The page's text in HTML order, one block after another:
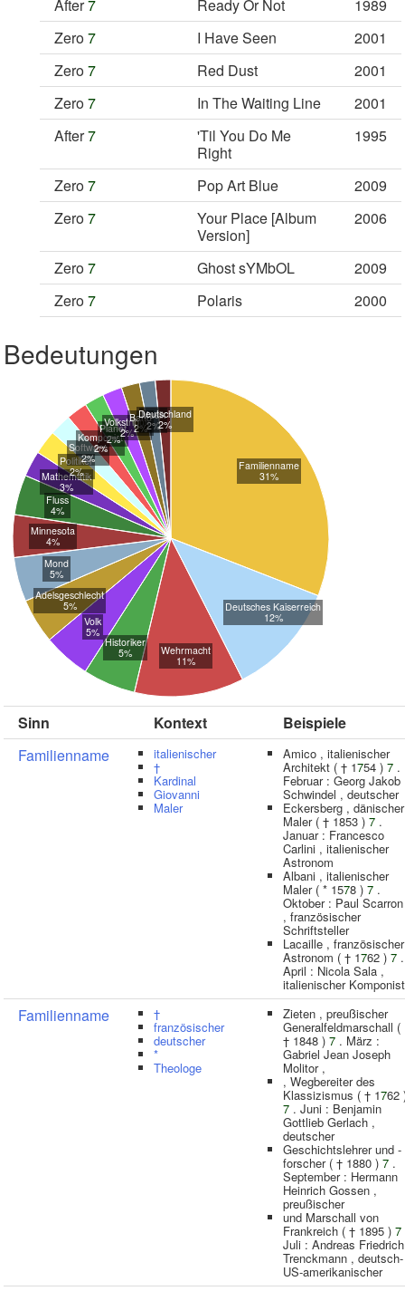
After7 Ready Or Not
1989
Zero7 I Have Seen
2001
Zero7 Red Dust
2001
Zero7 In The Waiting Line
2001
After7
'Til You Do Me
Right
1995
Zero7 Pop Art Blue
2009
Zero7
Your Place [Album
Version]
2006
Zero7 Ghost sYMbOL
2009
Zero7 Polaris 2000
Bedeutungen
Familienname
31%
Deutsches Kaiserreich
12%
Wehrmacht
11%
Historiker
5%
Volk
5%
Adelsgeschlecht
5%
Mond
5%
Minnesota
4%
Fluss
4%
Mathematik
3%
Politiker
2%
Software
2%
Komponist
2%
Planet
2%
Volkstribun
2%
Band
2%
Musik
2%
Deutschland
2%
Sinn Kontext
Beispiele
Familienname
italienischer
†
Kardinal
Giovanni
Maler
Amico , italienischer
Architekt ( † 1754 ) 7 .
Februar : Georg Jakob
Schwindel , deutscher
Eckersberg , dänischer
Maler ( † 1853 ) 7 .
Januar : Francesco
Carlini , italienischer
Astronom
Albani , italienischer
Maler ( * 1578 ) 7 .
Oktober : Paul Scarron
, französischer
Schriftsteller
Lacaille , französischer
Astronom ( † 1762 ) 7 .
April : Nicola Sala ,
italienischer Komponist
Familienname †
französischer
deutscher
*
Theologe
Zieten , preußischer
Generalfeldmarschall (
† 1848 ) 7 . März :
Gabriel Jean Joseph
Molitor ,
, Wegbereiter des
Klassizismus ( † 1762
7 . Juni : Benjamin
Gottlieb Gerlach ,
deutscher
Geschichtslehrer und -
forscher ( † 1880 ) 7 .
September : Hermann
Heinrich Gossen ,
preußischer
und Marschall von
Frankreich ( † 1895 ) 7
Juli : Andreas Friedrich
Trenckmann , deutsch-
US-amerikanischer